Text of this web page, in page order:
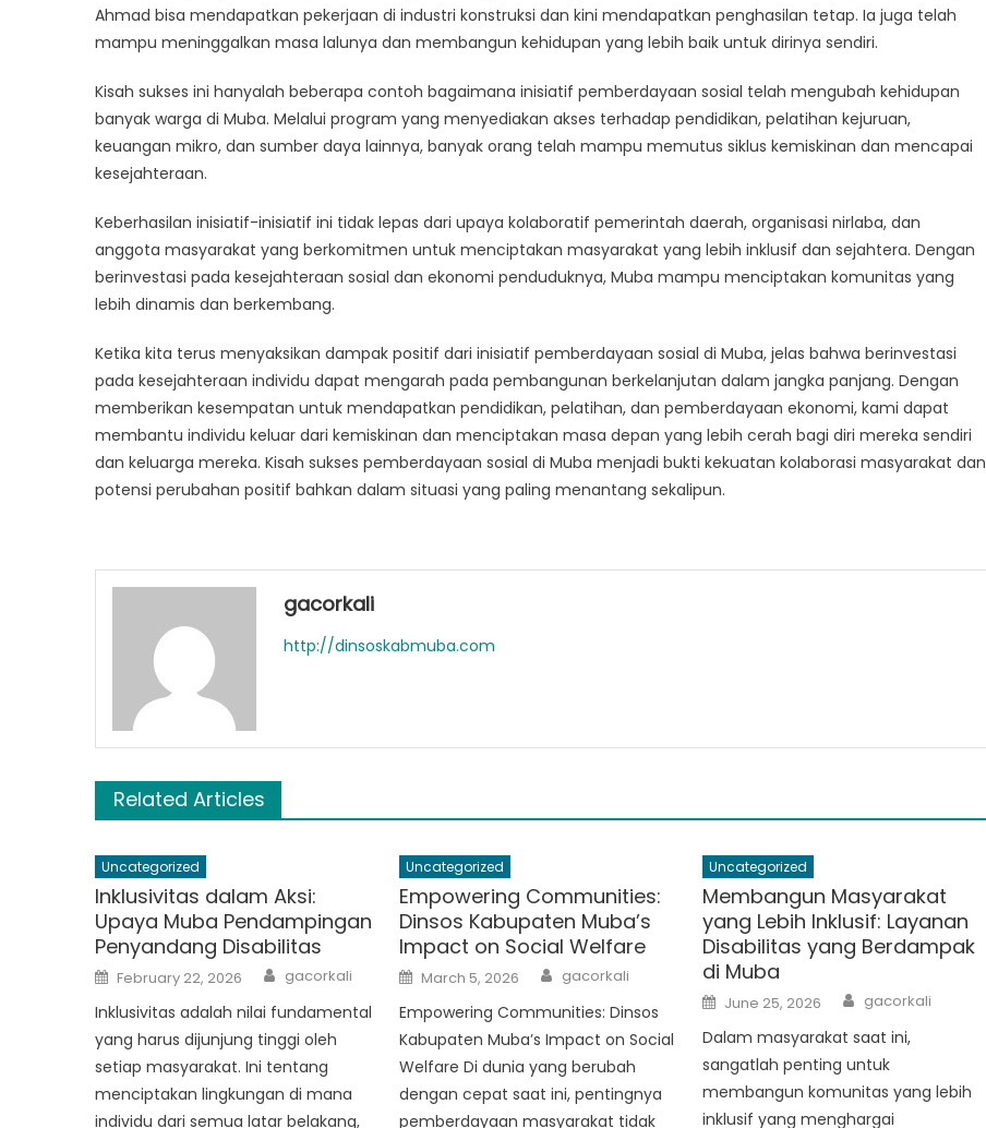
Ahmad bisa mendapatkan pekerjaan di industri konstruksi dan kini mendapatkan penghasilan tetap. Ia juga telah
mampu meninggalkan masa lalunya dan membangun kehidupan yang lebih baik untuk dirinya sendiri.
Kisah sukses ini hanyalah beberapa contoh bagaimana inisiatif pemberdayaan sosial telah mengubah kehidupan
banyak warga di Muba. Melalui program yang menyediakan akses terhadap pendidikan, pelatihan kejuruan,
keuangan mikro, dan sumber daya lainnya, banyak orang telah mampu memutus siklus kemiskinan dan mencapai
kesejahteraan.
Keberhasilan inisiatif-inisiatif ini tidak lepas dari upaya kolaboratif pemerintah daerah, organisasi nirlaba, dan
anggota masyarakat yang berkomitmen untuk menciptakan masyarakat yang lebih inklusif dan sejahtera. Dengan
berinvestasi pada kesejahteraan sosial dan ekonomi penduduknya, Muba mampu menciptakan komunitas yang
lebih dinamis dan berkembang.
Ketika kita terus menyaksikan dampak positif dari inisiatif pemberdayaan sosial di Muba, jelas bahwa berinvestasi
pada kesejahteraan individu dapat mengarah pada pembangunan berkelanjutan dalam jangka panjang. Dengan
memberikan kesempatan untuk mendapatkan pendidikan, pelatihan, dan pemberdayaan ekonomi, kami dapat
membantu individu keluar dari kemiskinan dan menciptakan masa depan yang lebih cerah bagi diri mereka sendiri
dan keluarga mereka. Kisah sukses pemberdayaan sosial di Muba menjadi bukti kekuatan kolaborasi masyarakat dan
potensi perubahan positif bahkan dalam situasi yang paling menantang sekalipun.
gacorkali
http://dinsoskabmuba.com
Related Articles
Uncategorized
Inklusivitas dalam Aksi:
Upaya Muba Pendampingan
Penyandang Disabilitas
Posted
on
February 22, 2026 Author
gacorkali
Inklusivitas adalah nilai fundamental
yang harus dijunjung tinggi oleh
setiap masyarakat. Ini tentang
menciptakan lingkungan di mana
individu dari semua latar belakang,
Uncategorized
Empowering Communities:
Dinsos Kabupaten Muba’s
Impact on Social Welfare
Posted
on
March 5, 2026 Author
gacorkali
Empowering Communities: Dinsos
Kabupaten Muba’s Impact on Social
Welfare Di dunia yang berubah
dengan cepat saat ini, pentingnya
pemberdayaan masyarakat tidak
Uncategorized
Membangun Masyarakat
yang Lebih Inklusif: Layanan
Disabilitas yang Berdampak
di Muba
Posted
on
June 25, 2026 Author
gacorkali
Dalam masyarakat saat ini,
sangatlah penting untuk
membangun komunitas yang lebih
inklusif yang menghargai